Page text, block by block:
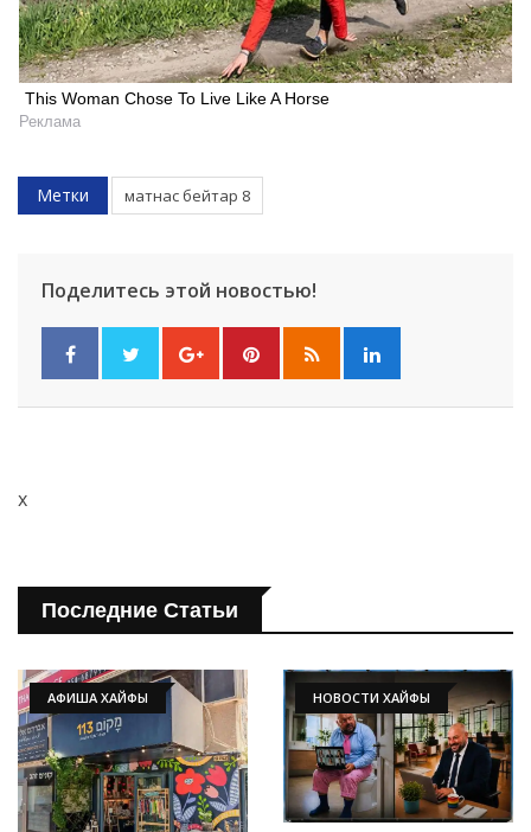
Искать
This Woman Chose To Live Like A Horse
Реклама
Метки матнас бейтар 8
Поделитесь этой новостью!
x
Последние Статьи
АФИША ХАЙФЫ НОВОСТИ ХАЙФЫ